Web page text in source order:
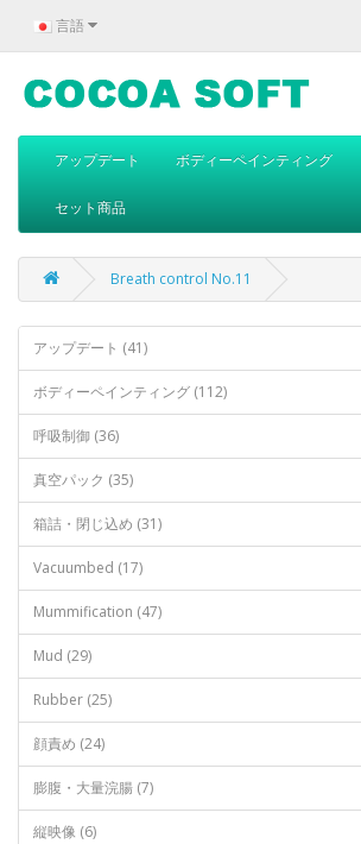
言語
アップデート ボディーペインティング
セット商品
Breath control No.11
アップデート (41)
ボディーペインティング (112)
呼吸制御 (36)
真空パック (35)
箱詰・閉じ込め (31)
Vacuumbed (17)
Mummification (47)
Mud (29)
Rubber (25)
顔責め (24)
膨腹・大量浣腸 (7)
縦映像 (6)